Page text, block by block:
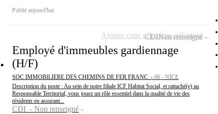
Publié aujourd'hui
Employé d'immeubles gardiennage
(H/F)
SOC IMMOBILIERE DES CHEMINS DE FER FRANC - 06 - NICE
Description du poste : Au sein de notre filiale ICF Habitat Social, et rattaché(e) au
Responsable Territorial, vous jouez un rôle essentiel dans la qualité de vie des
résidents en assurant...
CDI - Non renseigné
CDINon renseigné
Ajouter cette offre à ma sélection